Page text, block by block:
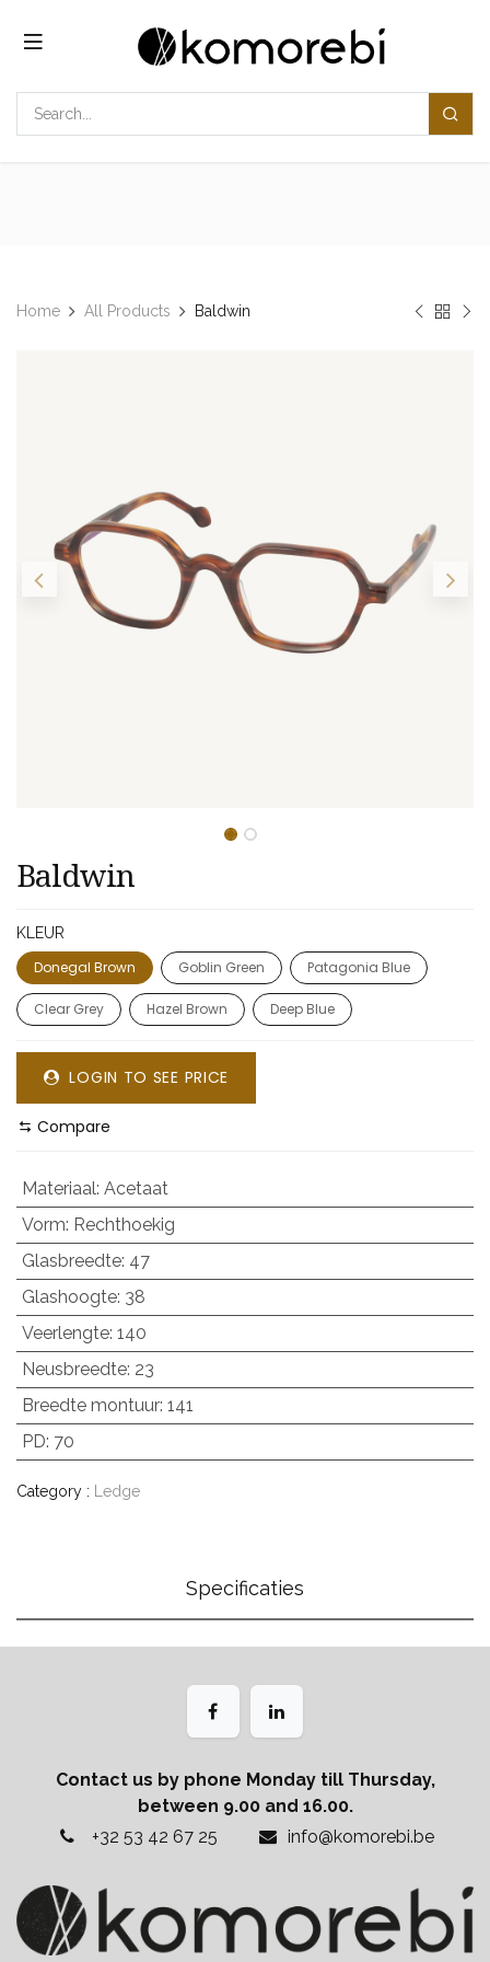
Home All Products Baldwin
Baldwin
KLEUR
Donegal Brown Goblin Green Patagonia Blue
Clear Grey Hazel Brown Deep Blue
LOGIN TO SEE PRICE
Compare
Materiaal: Acetaat
Vorm: Rechthoekig
Glasbreedte: 47
Glashoogte: 38
Veerlengte: 140
Neusbreedte: 23
Breedte montuur: 141
PD: 70
Category : Ledge
Specificaties
Contact us by phone Monday till Thursday,
between 9.00 and 16.00.
+32 53 42 67 25
info@komorebi.be